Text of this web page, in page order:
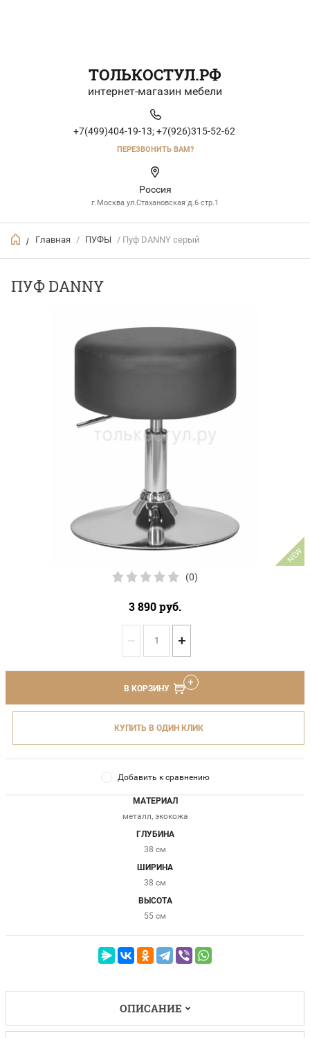
ТОЛЬКОСТУЛ.РФ
интернет-магазин мебели
+7(499)404-19-13; +7(926)315-52-62
ПЕРЕЗВОНИТЬ ВАМ?
Россия
г.Москва ул.Стахановская д.6 стр.1
/ Главная / ПУФЫ / Пуф DANNY серый
ПУФ DANNY
NEW
(0)
3 890руб.
− +
В КОРЗИНУ
КУПИТЬ В ОДИН КЛИК
Добавить к сравнению
МАТЕРИАЛ
металл, экокожа
ГЛУБИНА
38 см
ШИРИНА
38 см
ВЫСОТА
55 см
ОПИСАНИЕ